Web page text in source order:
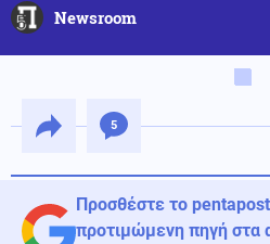
Newsroom
5
Προσθέστε το
προτιμώμενη πηγή στα